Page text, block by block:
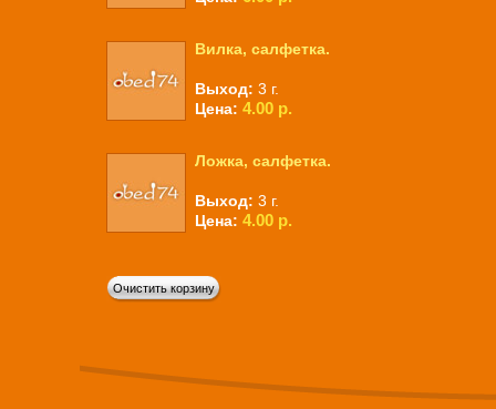
Вилка, салфетка.
Выход: 3 г.
Цена: 4.00 р.
Ложка, салфетка.
Выход: 3 г.
Цена: 4.00 р.